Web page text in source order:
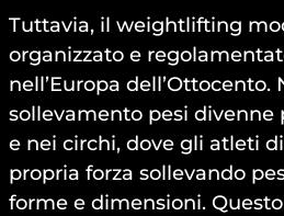
Tuttavia, il weightlifting
organizzato e
nell’Europa dell’Ottocento.
sollevamento pesi divenne
e nei circhi, dove gli atleti
propria forza sollevando
forme e dimensioni.